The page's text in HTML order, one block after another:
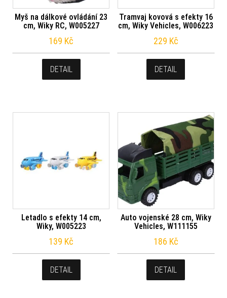
Myš na dálkové ovládání 23
cm, Wiky RC, W005227
169 Kč
DETAIL
Tramvaj kovová s efekty 16
cm, Wiky Vehicles, W006223
229 Kč
DETAIL
Letadlo s efekty 14 cm,
Wiky, W005223
139 Kč
DETAIL
Auto vojenské 28 cm, Wiky
Vehicles, W111155
186 Kč
DETAIL